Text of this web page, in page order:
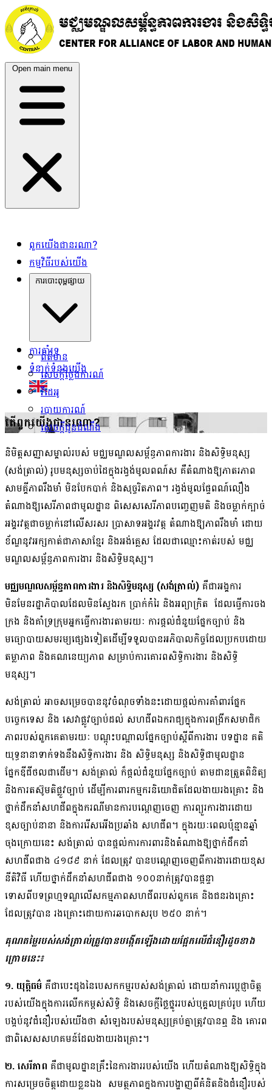
Open main menu
ពួកយើងជានរណា?
កម្មវិធីរបស់យើង
ព័ត៌មាន
សេចក្ដីថ្លែងការណ៍
វីដេអូ
របាយការណ៍
សេចក្ដីជូនដំណឹង
ការគាំទ្រ
ទំនាក់ទំនងយើង
តើពួកយើងជានរណា?
និមិត្តសញ្ញាសម្គាល់របស់ មជ្ឈមណ្ឌលសម្ព័ន្ធភាពការងារ និងសិទ្ធិមនុស្ស
(សង់ត្រាល់) រូបមនុស្សចាប់ដៃក្នុងរង្វង់មូលពណ៍ស គឺតំណាងឱ្យភាតរភាព
សាមគ្គីភាពរឹងមាំ មិនបែកបាក់ និងសុច្ចរិតភាព។ រង្វង់មូលផ្ទែពណ៍លឿង
តំណាងឱ្យសេរីភាពជាមូលដ្ឋាន ពិសេសសេរីភាពបញ្ចេញមតិ និងចម្លាក់ក្បាច់
អង្គរវត្តជាចម្លាក់នៅលើសរសរ ប្រាសាទអង្គរវត្ត តំណាងឱ្យភាពរឹងមាំ ដោយ
ខ័ណ្ឌនូវអក្សកាត់ជាភាសាខ្មែរ និងអង់គ្លេស ដែលជាឈ្មោះកាត់របស់ មជ្ឈ
មណ្ឌលសម្ព័ន្ធភាពការងារ និងសិទ្ធិមនុស្ស។
មជ្ឈមណ្ឌលសម្ព័ន្ធភាពការងារ និងសិទ្ធិមនុស្ស (សង់ត្រាល់) គឺជាអង្គការ
មិនមែនរដ្ឋាភិបាលដែលមិនស្វែងរក ប្រាក់កំរៃ និងអព្យាក្រិត ដែលធ្វើការចង
ក្រង និងគាំទ្រក្រុមអ្នកធ្វើការងារតាមរយៈ ការផ្តល់ជំនួយផ្នែកច្បាប់ និង
មធ្យោបាយសមរម្យផ្សេងទៀតដើម្បីទទួលបានអភិបាលកិច្ចដែលប្រកបដោយ
តម្លាភាព និងគណនេយ្យភាព សម្រាប់ការគោរពសិទ្ធិការងារ និងសិទ្ធិ
មនុស្ស។
សង់ត្រាល់ អាចសម្រេចបាននូវចំណុចទាំងនះដោយផ្តល់ការគាំពារផ្នែក
បច្ចេកទេស និង សេវាផ្លូវច្បាប់ដល់ សហជីពឯករាជ្យក្នុងការពង្រីកសមាជិក
ភាពរបស់ពួកគេតាមរយៈ បណ្តុះបណ្តាលផ្នែកច្បាប់ស្តីពីការងារ បទដ្ឋាន គតិ
យុទ្ធនានាទាក់ទងនឹងសិទ្ធិការងារ និង សិទ្ធិមនុស្ស និងសិទ្ធិជាមូលដ្ឋាន
ផ្នែកឌីជីថលជាដើម។ សង់ត្រាល់ ក៏ផ្តល់ជំនួយផ្នែកច្បាប់ តាមដានត្រួតពិនិត្យ
និងការតស៊ូមតិផ្លួវច្បាប់ ដើម្បីការពារកម្មករនិយោជិតដែលងាយរងគ្រោះ និង
ថ្នាក់ដឹកនាំសហជីពក្នុងករណីមានការបណ្តេញចេញ ការព្យួរការងារដោយ
ខុសច្បាប់នានា និងការរើសអើងប្រឆាំង សហជីព។ ក្នុងរយៈពេលប៉ុន្មានឆ្នាំ
ចុងក្រោយនេះ សង់ត្រាល់ បានផ្តល់ការការពារនិងតំណាងឱ្យថ្នាក់ដឹកនាំ
សហជីពជាង ៤១៨៩ នាក់ ដែលត្រូវ បានបណ្តេញចេញពីការងារដោយខុស
នីតិវិធី ហើយថ្នាក់ដឹកនាំសហជីពជាង ១០០នាក់ត្រូវបានផ្តន្ទា
ទោសពីបទព្រហ្មទណ្ឌលើសកម្មភាពសហជីពរបស់ពួកគេ និងជនរងគ្រោះ
ដែលត្រូវបាន រងគ្រោះដោយការឆបោកសរុប ២៥០ នាក់។
គុណតម្លៃរបស់សង់ត្រាល់ត្រូវបានបង្កើតឡើងដោយផ្អែកលើជំនឿរដូចខាង
ក្រោមនេះ៖
១. យុត្តិធម៌ គឺជាបេះដូងនៃបេសកកម្មរបស់សង់ត្រាល់ ដោយនាំការប្តេជ្ញាចិត្ត
របស់យើងក្នុងការលើកកម្ពស់សិទ្ធិ និងសេចក្តីថ្លៃថ្នូររបស់បុគ្គលគ្រប់រូប ហើយ
បង្កប់នូវជំនឿរបស់យើងថា សំឡេងរបស់មនុស្សគ្រប់គ្នាត្រូវបានឮ និង គោរព
ជាពិសេសសហគមន៍ដែលងាយរងគ្រោះ។
២. សេរីភាព គឺជាមូលដ្ឋានគ្រឹះនៃការងាររបស់យើង ហើយតំណាងឱ្យសិទ្ធិក្នុង
ការសម្រេចចិត្តដោយខ្លួនឯង សមត្ថភាព​ក្នុង​ការ​បង្ហាញ​ពី​គំនិត​និង​ជំនឿ​របស់​